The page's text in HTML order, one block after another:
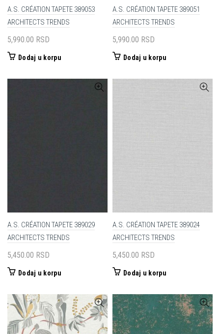
A.S. CRÉATION TAPETE 389053
ARCHITECTS TRENDS
5,990.00 RSD
Dodaj u korpu
A.S. CRÉATION TAPETE 389051
ARCHITECTS TRENDS
5,990.00 RSD
Dodaj u korpu
A.S. CRÉATION TAPETE 389029
ARCHITECTS TRENDS
5,450.00 RSD
Dodaj u korpu
A.S. CRÉATION TAPETE 389024
ARCHITECTS TRENDS
5,450.00 RSD
Dodaj u korpu